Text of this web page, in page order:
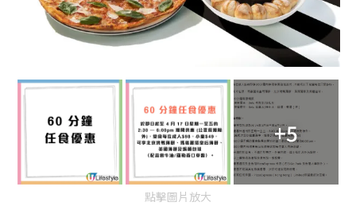
+5
點擊圖片放大